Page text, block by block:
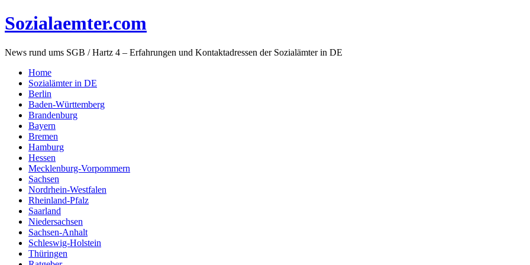
Sozialaemter.com
News rund ums SGB / Hartz 4 – Erfahrungen und Kontaktadressen der Sozialämter in DE
Home
Sozialämter in DE
Berlin
Baden-Württemberg
Brandenburg
Bayern
Bremen
Hamburg
Hessen
Mecklenburg-Vorpommern
Sachsen
Nordrhein-Westfalen
Rheinland-Pfalz
Saarland
Niedersachsen
Sachsen-Anhalt
Schleswig-Holstein
Thüringen